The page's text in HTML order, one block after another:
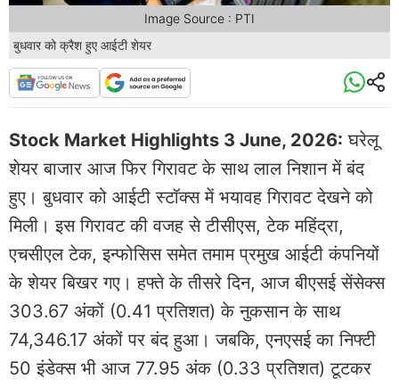
बुधवार को क्रैश हुए आईटी शेयर
Image Source : PTI
Stock Market Highlights 3 June, 2026: घरेलू
शेयर बाजार आज फिर गिरावट के साथ लाल निशान में बंद
हुए। बुधवार को आईटी स्टॉक्स में भयावह गिरावट देखने को
मिली। इस गिरावट की वजह से टीसीएस, टेक महिंद्रा,
एचसीएल टेक, इन्फोसिस समेत तमाम प्रमुख आईटी कंपनियों
के शेयर बिखर गए। हफ्ते के तीसरे दिन, आज बीएसई सेंसेक्स
303.67 अंकों (0.41 प्रतिशत) के नुकसान के साथ
74,346.17 अंकों पर बंद हुआ। जबकि, एनएसई का निफ्टी
50 इंडेक्स भी आज 77.95 अंक (0.33 प्रतिशत) टूटकर